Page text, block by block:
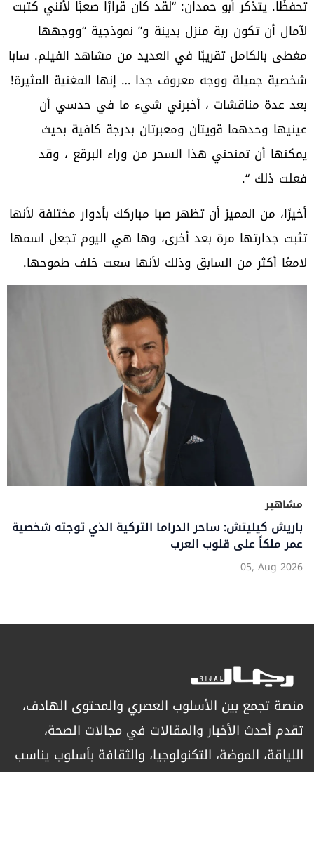
تحفظًا. يتذكر أبو حمدان: “لقد كان قرارًا صعبًا لأنني كتبت
لآمال أن تكون ربة منزل بدينة و” نموذجية “ووجهها
مغطى بالكامل تقريبًا في العديد من مشاهد الفيلم. سابا
شخصية جميلة ووجه معروف جدا … إنها المغنية المثيرة!
بعد عدة مناقشات ، أخبرني شيء ما في حدسي أن
عينيها وحدهما قويتان ومعبرتان بدرجة كافية بحيث
يمكنها أن تمنحني هذا السحر من وراء البرقع ، وقد
فعلت ذلك “.
أخيرًا، من المميز أن تظهر صبا مباركك بأدوار مختلفة لأنها
تثبت جدارتها مرة بعد أخرى، وها هي اليوم تجعل اسمها
لامعًا أكثر من السابق وذلك لأنها سعت خلف طموحها.
مشاهير
باريش كيليتش: ساحر الدراما التركية الذي توجته شخصية
عمر ملكاً على قلوب العرب
05, Aug 2026
منصة تجمع بين الأسلوب العصري والمحتوى الهادف،
تقدم أحدث الأخبار والمقالات في مجالات الصحة،
اللياقة، الموضة، التكنولوجيا، والثقافة بأسلوب يناسب
الرجل العصري الباحث عن التميز.